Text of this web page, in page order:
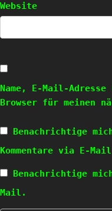
Website
Name, E-Mail-
Browser für meinen
Benachrichtige
Kommentare via E-
Benachrichtige
Mail.